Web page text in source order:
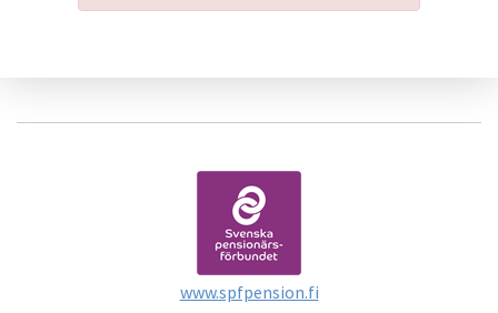
www.spfpension.fi